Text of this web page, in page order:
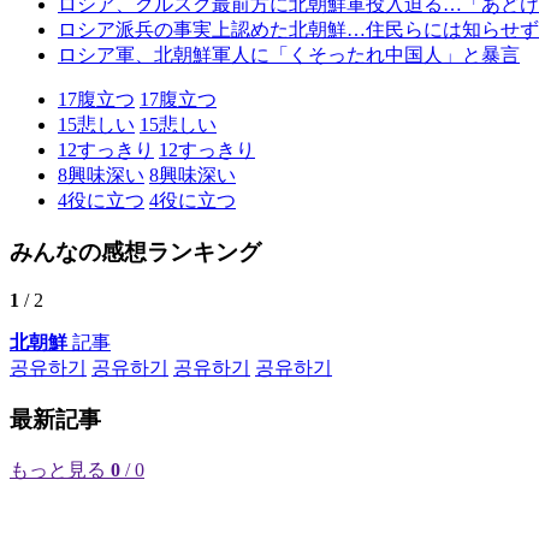
ロシア派兵の事実上認めた北朝鮮…住民らには知らせ
ロシア軍、北朝鮮軍人に「くそったれ中国人」と暴言
17腹立つ 17腹立つ
15悲しい 15悲しい
12すっきり 12すっきり
8興味深い 8興味深い
4役に立つ 4役に立つ
みんなの感想ランキング
1 / 2
北朝鮮記事
공유하기
공유하기 공유하기 공유하기
最新記事
もっと見る 0 / 0